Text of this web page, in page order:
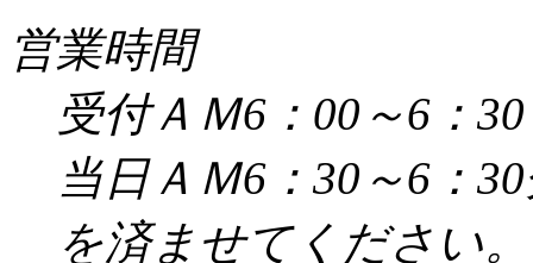
営業時間
受付ＡＭ6：00～6：30
当日ＡＭ6：30～6：
を済ませてください